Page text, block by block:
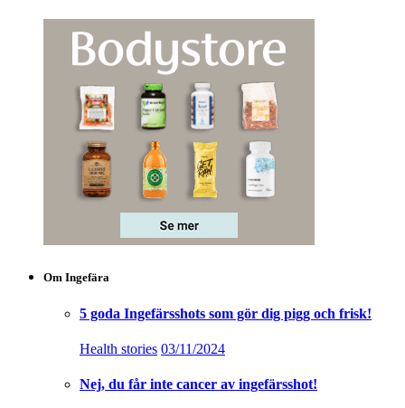
Om Ingefära
5 goda Ingefärsshots som gör dig pigg och frisk!
Health stories 03/11/2024
Nej, du får inte cancer av ingefärsshot!